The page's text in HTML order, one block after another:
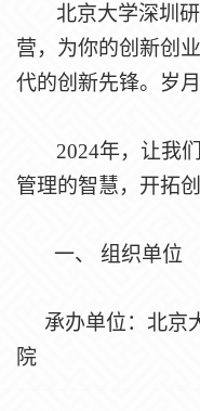
北京大学深圳
营，为你的创新创
代的创新先锋。岁
2024年，让我
管理的智慧，开拓
一、 组织单位
承办单位：北京
院